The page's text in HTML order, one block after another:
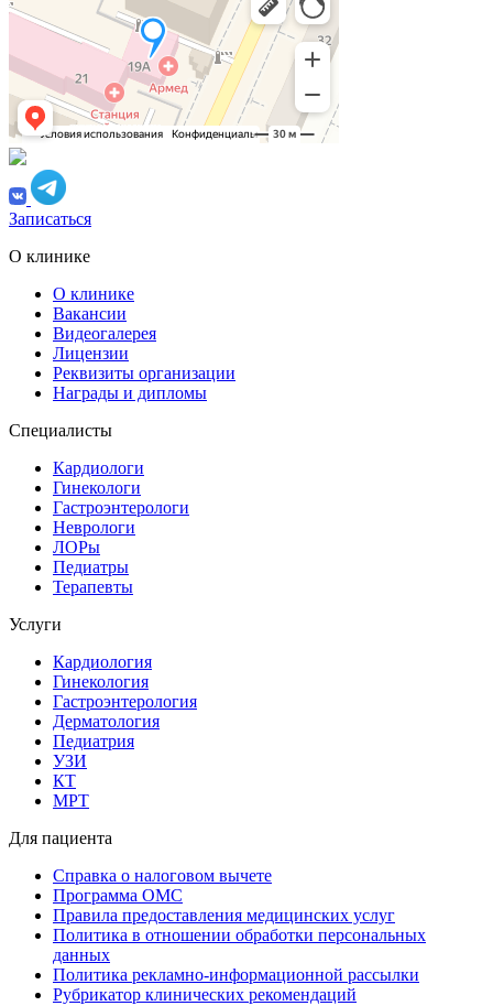
Записаться
О клинике
О клинике
Вакансии
Видеогалерея
Лицензии
Реквизиты организации
Награды и дипломы
Специалисты
Кардиологи
Гинекологи
Гастроэнтерологи
Неврологи
ЛОРы
Педиатры
Терапевты
Услуги
Кардиология
Гинекология
Гастроэнтерология
Дерматология
Педиатрия
УЗИ
КТ
МРТ
Для пациента
Справка о налоговом вычете
Программа ОМС
Правила предоставления медицинских услуг
Политика в отношении обработки персональных
данных
Политика рекламно-информационной рассылки
Рубрикатор клинических рекомендаций